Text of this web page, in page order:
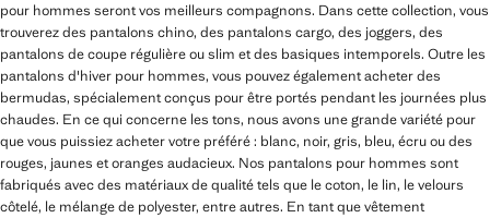
pour hommes seront vos meilleurs compagnons. Dans cette collection, vous
trouverez des pantalons chino, des pantalons cargo, des joggers, des
pantalons de coupe régulière ou slim et des basiques intemporels. Outre les
pantalons d'hiver pour hommes, vous pouvez également acheter des
bermudas, spécialement conçus pour être portés pendant les journées plus
chaudes. En ce qui concerne les tons, nous avons une grande variété pour
que vous puissiez acheter votre préféré : blanc, noir, gris, bleu, écru ou des
rouges, jaunes et oranges audacieux. Nos pantalons pour hommes sont
fabriqués avec des matériaux de qualité tels que le coton, le lin, le velours
côtelé, le mélange de polyester, entre autres. En tant que vêtement